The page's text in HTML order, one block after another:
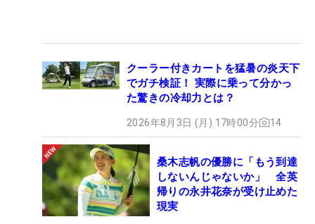
クーラー付きカートを猛暑の炎天下
でガチ検証！ 実際に乗って分かっ
た驚きの冷却力とは？
2026年8月3日 (月) 17時00分 14
桑木志帆の優勝に「もう到達
しないんじゃないか」 全英
帰りの永井花奈が受け止めた
現実